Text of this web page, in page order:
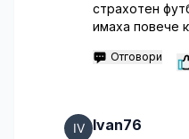
страхотен
имаха повече
Отговори
Ivan76